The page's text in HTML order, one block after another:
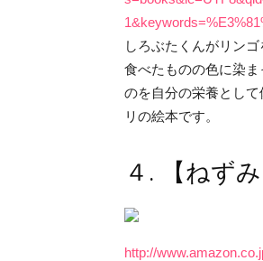
しろぶたくんがリン
食べたものの色に染
のを自分の栄養とし
リの絵本です。
４. 【ねず
http://